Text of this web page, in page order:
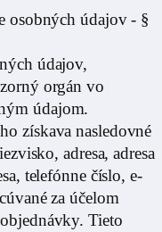
osobných údajov - §
údajov,
orgán vo
údajom.
získava nasledovné
adresa, adresa
telefónne číslo, e-
za účelom
Tieto